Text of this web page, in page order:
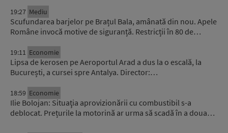
19:27 Mediu
Scufundarea barjelor pe Brațul Bala, amânată din nou. Apele
Române invocă motive de siguranță. Restricții în 80 de…
19:11 Economie
Lipsa de kerosen pe Aeroportul Arad a dus la o escală, la
București, a cursei spre Antalya. Director:…
18:59 Economie
Ilie Bolojan: Situaţia aprovizionării cu combustibil s-a
deblocat. Prețurile la motorină ar urma să scadă în a doua…